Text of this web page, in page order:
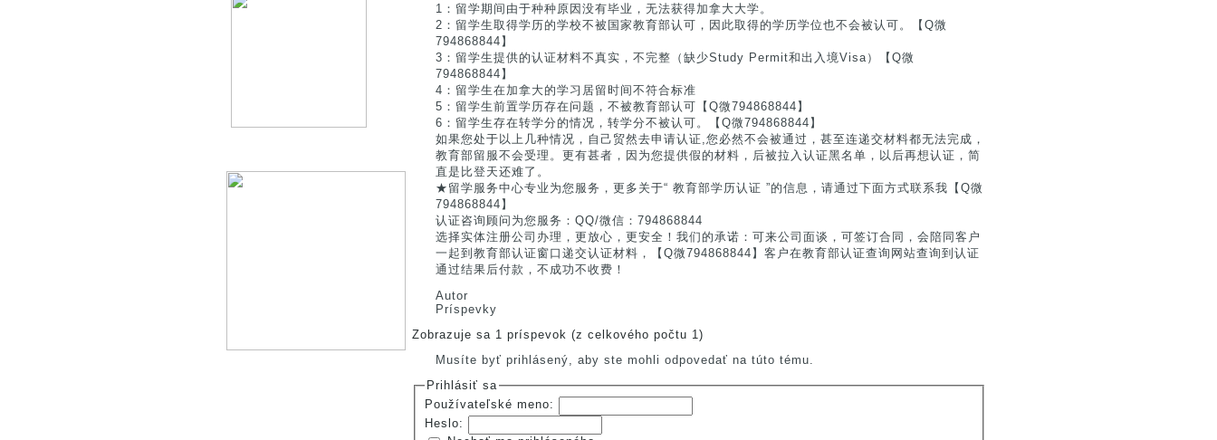
1：留学期间由于种种原因没有毕业，无法获得加拿大大学。
2：留学生取得学历的学校不被国家教育部认可，因此取得的学历学位也不会被认可。【Q微
794868844】
3：留学生提供的认证材料不真实，不完整（缺少Study Permit和出入境Visa）【Q微
794868844】
4：留学生在加拿大的学习居留时间不符合标准
5：留学生前置学历存在问题，不被教育部认可【Q微794868844】
6：留学生存在转学分的情况，转学分不被认可。【Q微794868844】
如果您处于以上几种情况，自己贸然去申请认证,您必然不会被通过，甚至连递交材料都无法完成，
教育部留服不会受理。更有甚者，因为您提供假的材料，后被拉入认证黑名单，以后再想认证，简
直是比登天还难了。
★留学服务中心专业为您服务，更多关于“ 教育部学历认证 ”的信息，请通过下面方式联系我【Q微
794868844】
认证咨询顾问为您服务：QQ/微信：794868844
选择实体注册公司办理，更放心，更安全！我们的承诺：可来公司面谈，可签订合同，会陪同客户
一起到教育部认证窗口递交认证材料，【Q微794868844】客户在教育部认证查询网站查询到认证
通过结果后付款，不成功不收费！
Autor
Príspevky
Zobrazuje sa 1 príspevok (z celkového počtu 1)
Musíte byť prihlásený, aby ste mohli odpovedať na túto tému.
Prihlásiť sa
Používateľské meno:
Heslo: